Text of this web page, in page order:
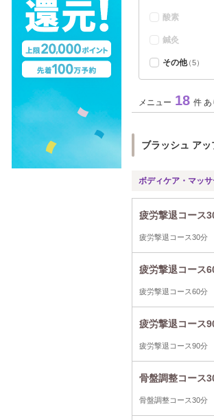
酸素
鍼灸
その他（5）
メニュー 18 件 あ
ブラッシュ ア
ボディケア・マッ
疲労撃退コース
疲労撃退コース30分
疲労撃退コース
疲労撃退コース60分
疲労撃退コース
疲労撃退コース90分
骨盤調整コース
骨盤調整コース30分